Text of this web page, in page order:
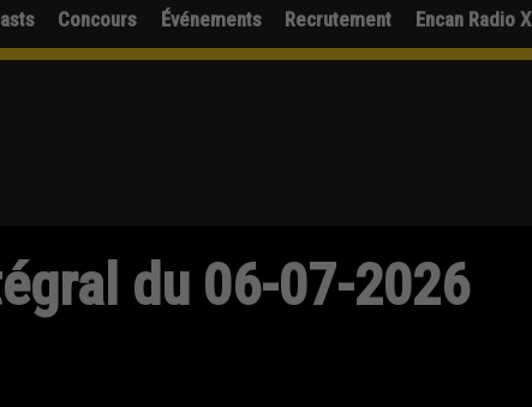
Concours Événements Recrutement Encan Radio X
du 06-07-2026